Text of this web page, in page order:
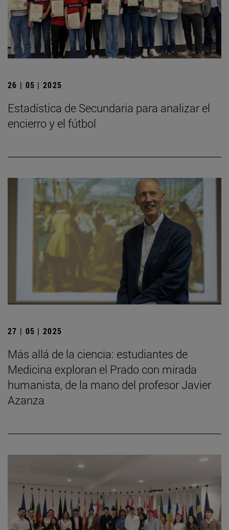
26 | 05 | 2025
Estadística de Secundaria para analizar el
encierro y el fútbol
27 | 05 | 2025
Más allá de la ciencia: estudiantes de
Medicina exploran el Prado con mirada
humanista, de la mano del profesor Javier
Azanza